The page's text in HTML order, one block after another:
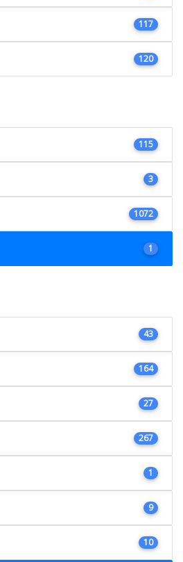
117
120
115
3
1072
1
43
164
27
267
1
9
10